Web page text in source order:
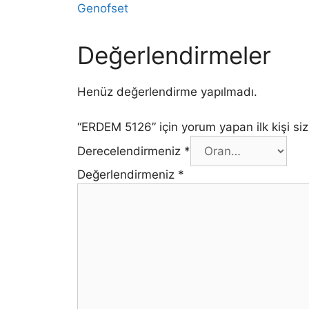
Genofset
Değerlendirmeler
Henüz değerlendirme yapılmadı.
“ERDEM 5126” için yorum yapan ilk kişi
Derecelendirmeniz *
Değerlendirmeniz *